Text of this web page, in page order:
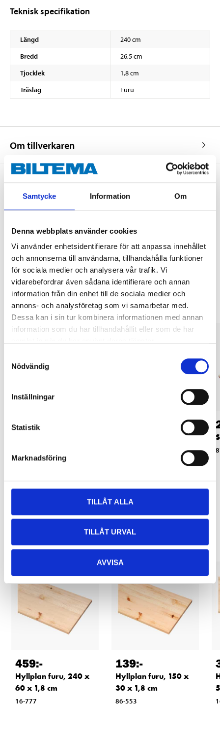
Samtycke Information Om
Denna webbplats använder cookies
Vi använder enhetsidentifierare för att anpassa innehållet
och annonserna till användarna, tillhandahålla funktioner
för sociala medier och analysera vår trafik. Vi
vidarebefordrar även sådana identifierare och annan
information från din enhet till de sociala medier och
annons- och analysföretag som vi samarbetar med.
Dessa kan i sin tur kombinera informationen med annan
information som du har tillhandahållit eller som de har
Nödvändig
Inställningar
Statistik
Marknadsföring
TILLÅT ALLA
TILLÅT URVAL
AVVISA
Teknisk specifikation
Längd
240 cm
Bredd
26,5 cm
Tjocklek
1,8 cm
Träslag
Furu
Om tillverkaren
Köp & Hämta
tjänsten och våra villkor.
Andra kunder köpte också
179:-
Smygbräda, 22 cm
Relaterade produkter
459:-
Hyllplan furu, 240 x
60 x 1,8 cm
16-777
139:-
Hyllplan furu, 150 x
30 x 1,8 cm
86-553